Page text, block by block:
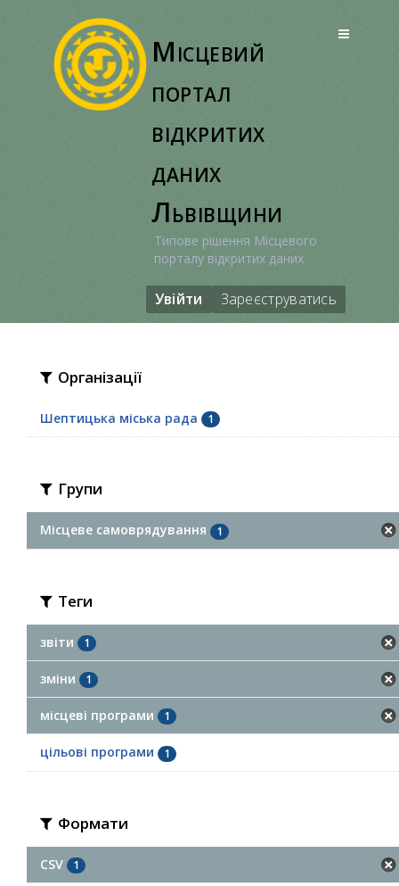
Місцевий
портал
відкритих
даних
Львівщини
Типове рішення Місцевого
порталу відкритих даних
Увійти Зареєструватись
Організації
Шептицька міська рада 1
Групи
Місцеве самоврядування 1
Теги
звіти 1
зміни 1
місцеві програми 1
цільові програми 1
Формати
CSV 1